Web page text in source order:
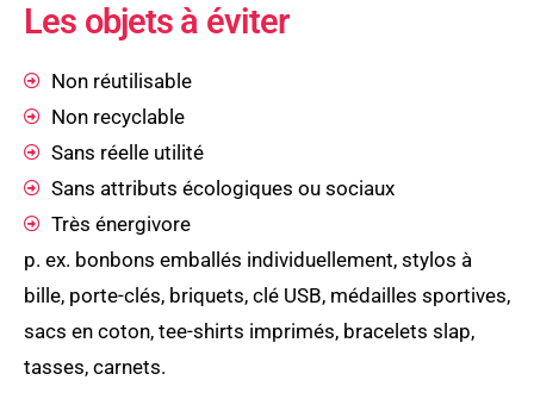
Les objets à éviter
Non réutilisable
Non recyclable
Sans réelle utilité
Sans attributs écologiques ou sociaux
Très énergivore
p. ex. bonbons emballés individuellement, stylos à
bille, porte-clés, briquets, clé USB, médailles sportives,
sacs en coton, tee-shirts imprimés, bracelets slap,
tasses, carnets.